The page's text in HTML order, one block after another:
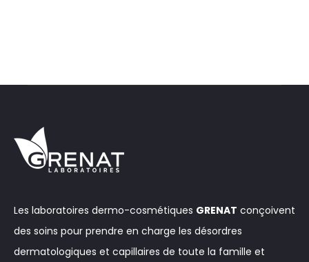
Les laboratoires dermo-cosmétiques GRENAT conçoivent
des soins pour prendre en charge les désordres
dermatologiques et capillaires de toute la famille et